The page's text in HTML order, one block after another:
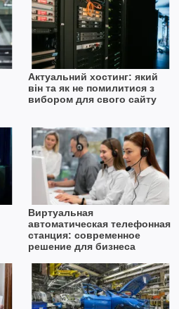
Актуальний хостинг: який
він та як не помилитися з
вибором для свого сайту
Виртуальная
автоматическая телефонная
станция: современное
решение для бизнеса